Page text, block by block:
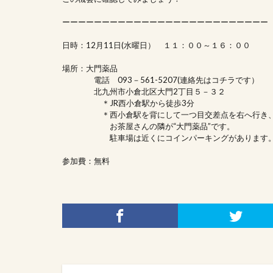
ーーーーーーーーーーーーーーーーーーーーーーーーーー
日時：12月11日(水曜日） １１：００～１６：００
場所：大門薬品
電話 093－561-5207(連絡先はコチラです）
北九州市小倉北区大門2丁目５－３２
＊JR西小倉駅から徒歩3分
＊西小倉駅を背にして一つ目交差点を右へ行き
お茶屋さんの隣が“大門薬品”です。
駐車場は近くにコインパーキングがあります
参加費：無料